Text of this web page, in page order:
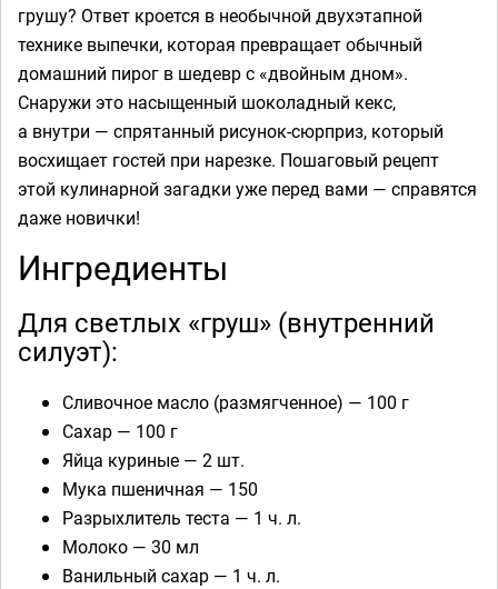
грушу? Ответ кроется в необычной двухэтапной
технике выпечки, которая превращает обычный
домашний пирог в шедевр с «двойным дном».
Снаружи это насыщенный шоколадный кекс,
а внутри — спрятанный рисунок-сюрприз, который
восхищает гостей при нарезке. Пошаговый рецепт
этой кулинарной загадки уже перед вами — справятся
даже новички!
Ингредиенты
Для светлых «груш» (внутренний
силуэт):
Сливочное масло (размягченное) — 100 г
Сахар — 100 г
Яйца куриные — 2 шт.
Мука пшеничная — 150
Разрыхлитель теста — 1 ч. л.
Молоко — 30 мл
Ванильный сахар — 1 ч. л.